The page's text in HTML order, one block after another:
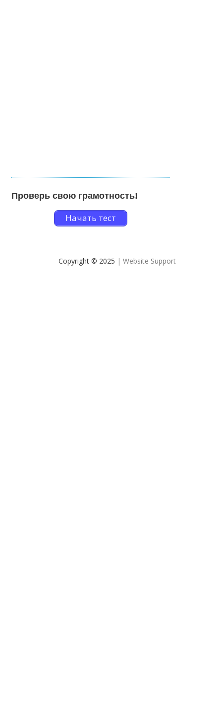
Проверь свою грамотность!
Начать тест
Copyright © 2025 | Website Support